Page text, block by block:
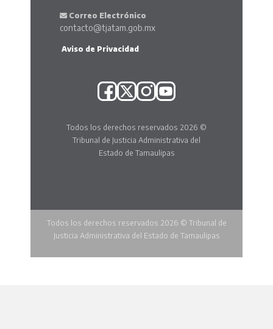
Correo Electrónico
contacto@tjatam.gob.mx
Aviso de Privacidad
Todos los derechos reservados 2026 ©
Tribunal de Justicia Administrativa del
Estado de Tamaulipas
Todos los derechos reservados 2026 © Tribunal de
Justicia Administrativa del Estado de Tamaulipas